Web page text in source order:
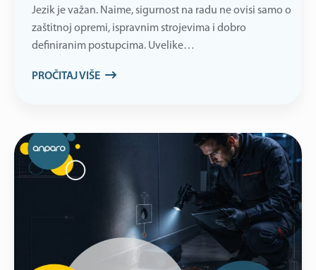
Jezik je važan. Naime, sigurnost na radu ne ovisi samo o
zaštitnoj opremi, ispravnim strojevima i dobro
definiranim postupcima. Uvelike…
PROČITAJ VIŠE